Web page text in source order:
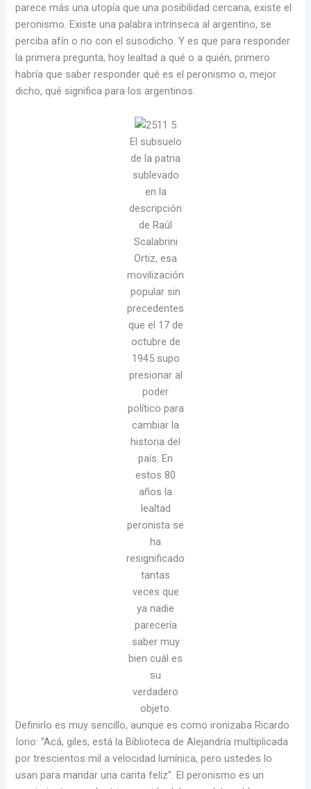
parece más una utopía que una posibilidad cercana, existe el
peronismo. Existe una palabra intrínseca al argentino, se
perciba afín o no con el susodicho. Y es que para responder
la primera pregunta, hoy lealtad a qué o a quién, primero
habría que saber responder qué es el peronismo o, mejor
dicho, qué significa para los argentinos.
El subsuelo
de la patria
sublevado
en la
descripción
de Raúl
Scalabrini
Ortiz, esa
movilización
popular sin
precedentes
que el 17 de
octubre de
1945 supo
presionar al
poder
político para
cambiar la
historia del
país. En
estos 80
años la
lealtad
peronista se
ha
resignificado
tantas
veces que
ya nadie
parecería
saber muy
bien cuál es
su
verdadero
objeto.
Definirlo es muy sencillo, aunque es como ironizaba Ricardo
Iorio: “Acá, giles, está la Biblioteca de Alejandría multiplicada
por trescientos mil a velocidad lumínica, pero ustedes lo
usan para mandar una carita feliz”. El peronismo es un